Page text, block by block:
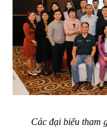
Các đại biểu tham